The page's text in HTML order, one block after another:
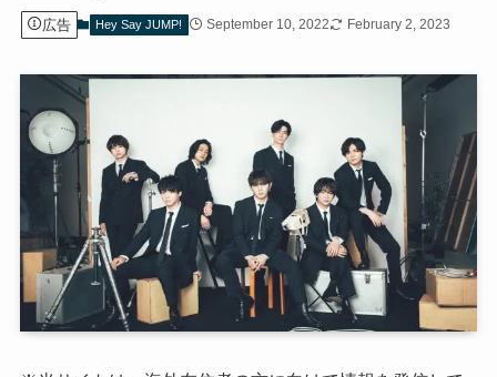
広告 Hey Say JUMP! September 10, 2022 February 2, 2023